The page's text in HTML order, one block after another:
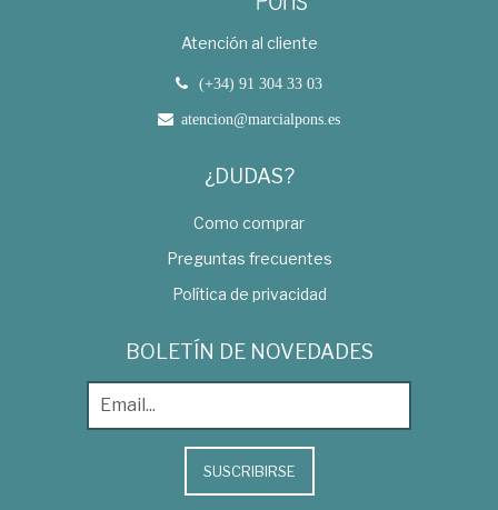
Atención al cliente
(+34) 91 304 33 03
atencion@marcialpons.es
¿DUDAS?
Como comprar
Preguntas frecuentes
Política de privacidad
BOLETÍN DE NOVEDADES
SUSCRIBIRSE